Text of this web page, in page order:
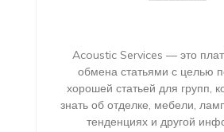
Acoustic Services — это
обмена статьями с целью
хорошей статьей для групп,
знать об отделке, мебели,
тенденциях и другой